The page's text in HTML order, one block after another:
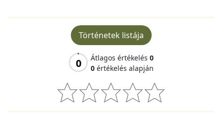
Történetek listája
0 Átlagos értékelés 0
0 értékelés alapján